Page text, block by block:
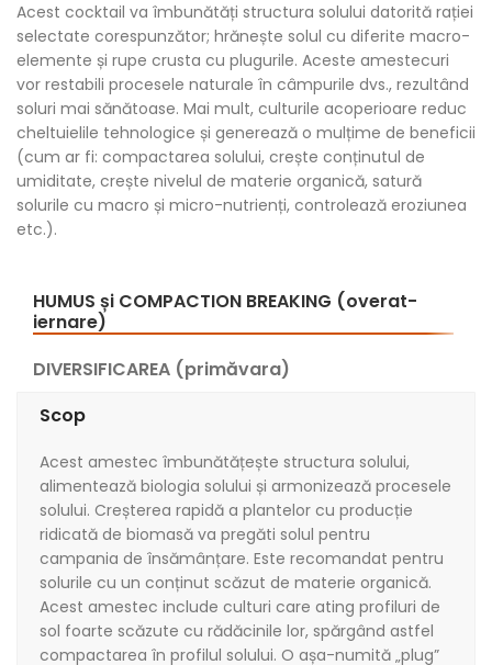
Acest cocktail va îmbunătăți structura solului datorită rației
selectate corespunzător; hrănește solul cu diferite macro-
elemente și rupe crusta cu plugurile. Aceste amestecuri
vor restabili procesele naturale în câmpurile dvs., rezultând
soluri mai sănătoase. Mai mult, culturile acoperioare reduc
cheltuielile tehnologice și generează o mulțime de beneficii
(cum ar fi: compactarea solului, crește conținutul de
umiditate, crește nivelul de materie organică, satură
solurile cu macro și micro-nutrienți, controlează eroziunea
etc.).
HUMUS și COMPACTION BREAKING (overat-
iernare)
DIVERSIFICAREA (primăvara)
Scop
Acest amestec îmbunătățește structura solului,
alimentează biologia solului și armonizează procesele
solului. Creșterea rapidă a plantelor cu producție
ridicată de biomasă va pregăti solul pentru
campania de însămânțare. Este recomandat pentru
solurile cu un conținut scăzut de materie organică.
Acest amestec include culturi care ating profiluri de
sol foarte scăzute cu rădăcinile lor, spărgând astfel
compactarea în profilul solului. O așa-numită „plug”